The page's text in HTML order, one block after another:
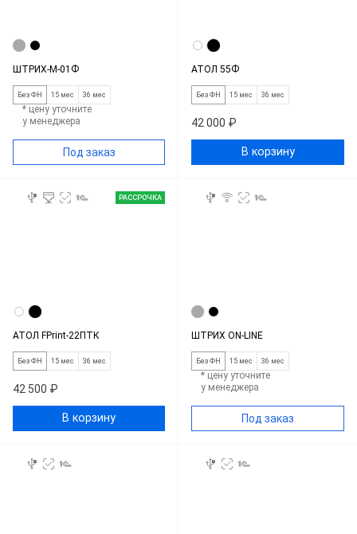
ШТРИХ-М-01Ф
Без ФН 15 мес 36 мес
* цену уточните
у менеджера
Под заказ
АТОЛ 55Ф
Без ФН 15 мес 36 мес
42 000 ₽
В корзину
РАССРОЧКА
АТОЛ FPrint-22ПТК
Без ФН 15 мес 36 мес
42 500 ₽
В корзину
ШТРИХ ON-LINE
Без ФН 15 мес 36 мес
* цену уточните
у менеджера
Под заказ